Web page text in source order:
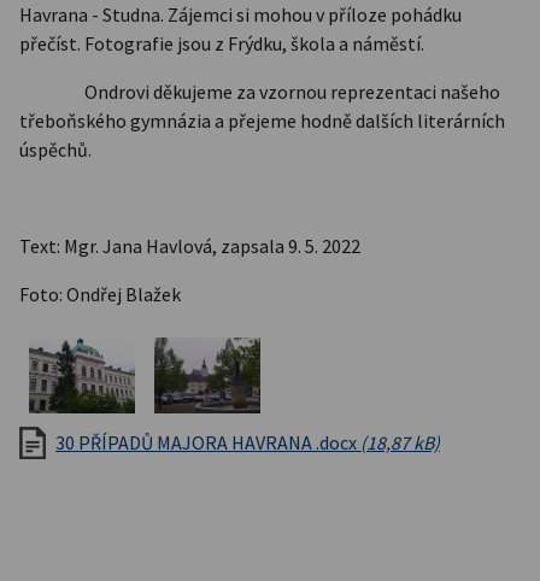
Havrana - Studna. Zájemci si mohou v příloze pohádku
přečíst. Fotografie jsou z Frýdku, škola a náměstí.
Ondrovi děkujeme za vzornou reprezentaci našeho
třeboňského gymnázia a přejeme hodně dalších literárních
úspěchů.
Text: Mgr. Jana Havlová, zapsala 9. 5. 2022
Foto: Ondřej Blažek
30 PŘÍPADŮ MAJORA HAVRANA .docx (18,87 kB)